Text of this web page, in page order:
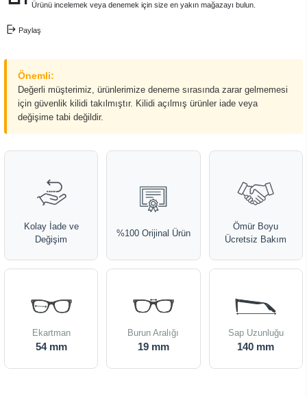
Ürünü incelemek veya denemek için size en yakın mağazayı bulun.
Paylaş
Önemli:
Değerli müşterimiz, ürünlerimize deneme sırasında zarar gelmemesi
için güvenlik kilidi takılmıştır. Kilidi açılmış ürünler iade veya
değişime tabi değildir.
Kolay İade ve
Değişim
%100 Orijinal Ürün
Ömür Boyu
Ücretsiz Bakım
Ekartman
54 mm
Burun Aralığı
19 mm
Sap Uzunluğu
140 mm